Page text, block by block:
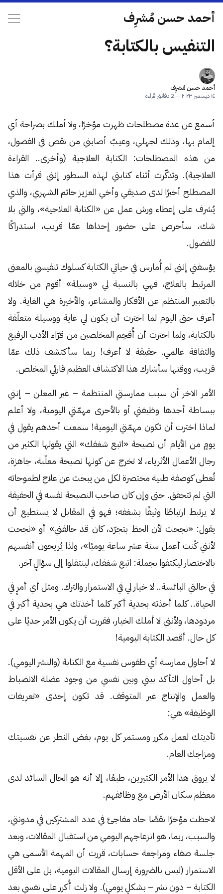
أحمد حسن مُشرِف
التنفيس بالكتابة؟
أحمد حسن مُشرِف
١٤ ديسمبر ٢٠٢٣
—2 دقائق قراءة
أسمع عن عدة مصطلحات ظهرت مؤخرًا، ولا أملك بصراحة أي
إلمام بها، وذلك لجهلي، وعيبٌ أصابني من نقص في الفضول،
من هذه المصطلحات: الكتابة العلاجية (وأخرى.. القراءة
العلاجية). وتذكّرت أثناء كتابتي لهذه السطور إنني قرأت هذا
المصطلح أخيرًا لدى صديقي وأخي العزيز حاتم الشهري، والذي
يُشرف على إعطاء ورش عمل عن «الكتابة العلاجية»، والتي بلا
شك، سأحرص على حضور إحداها عمّا قريب، استدراكًا
للفضول.
يؤسفني إنني لم أُمارس في حياتي الكتابة كسلوك تنفيسي بالمعنى
المرتبط بالعلاج، فهي بالنسبة لي «وسيلة» أقوم من خلاله
بالتعبير المنتظم عن الأفكار والمشاعر، والأخيرة هي الغاية. ولا
أعرف حتى اليوم لما اخترت أن يكون لي غاية ووسيلة متعلّقة
بالكتابة، ولما اخترت أن أُقحِم المخلصين من قرّاء الأدب الرفيع
والثقافة عالمي. حقيقة لا أعرف! ربما سأكتشف ذلك عمّا
قريب، ووقتها سأشارك هذا الاكتشاف العظيم قارئي المخلص.
الأمر الاخر أن سبب ممارستي المنتظمة – غير المعلن – إنني
ببساطة أجدها وظيفتي أو بالأحرى مهمّتي اليومية، ولا أعلم
لماذا اخترت أن تكون مهمّتي اليومية! سمعت أحدهم يقول في
يومٍ من الأيام أن نصيحة «اتبع شغفك» التي يقولها الكثير من
رجال الأعمال الأثرياء، لا تخرج عن كونها نصيحة معلّبة، جاهزة،
تُعطى كوصفة طبية مختصرة لكل من يبحث عن علاج لطموحاته
التي لم تتحقق. حتى وإن كان صاحب النصيحة نفسه في الحقيقة
لا يرتبط ارتباطًا وثيقًا بشغفه؛ فهو في المقابل لا يستطيع أن
يقول: «نجحت لأن الحظ بتجرّد، كان قد حالفني» أو «نجحت
لأنني كُنت أعمل ستة عشر ساعة يوميًا»، ولذا يُريحون أنفسهم
بالاختصار ليكتفوا بجملة: اتبع شغفك، لينتقلوا إلى سؤالٍ آخر.
في حالتي البائسة.. لا خيار لي في الاستمرار والترك. ومثل أي أمرٍ في
الحياة.. كلما أخذته بجدية أكبر كلما أخذتك هي بجدية أكبر في
مردودها، ولأنني لا أملك الخيار، فقررت أن يكون الأمر جديًا على
كل حال. أقصد الكتابة اليومية!
لا أحاول ممارسة أي طقوس نفسية مع الكتابة (والنشر اليومي).
بل أحاول التأكد بيني وبين نفسي من وجود عضلة الانضباط
والعمل والإنتاج غير المتوقف. قد تكون إحدى «تعريفات
الوظيفة» هي:
تأديتك لعمل مكرر ومستمر كل يوم، بغض النظر عن نفسيتك
ومزاجك العام.
لا يروق هذا الأمر الكثيرين، طبعًا، إلا أنه هو الحال السائد لدى
معظم سكان الأرض مع وظائفهم.
لاحظت مؤخرًا نقصًا حاد مفاجئ في عدد المشتركين في مدونتي،
والسبب، ربما، هو انزعاجهم اليومي من استقبال المقالات، وبعد
جلسة صفاء ومراجعة حسابات، قررت أن المهمة الأسمى هي
الاستمرار (ليس بالضرورة إرسال المقالات اليومية، بل على الأقل
الكتابة – دون نشر – بشكلٍ يومي). ولا زلت أُكرر على نفسي بعد